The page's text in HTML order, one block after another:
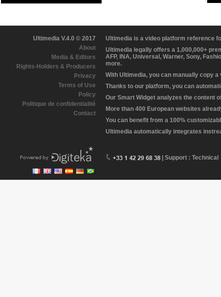
Ultimedia V.4.0 © 2017
About
Media & Editors
Rights-Holders & Producers
Privacy
Terms of Use
Policy
Politique de confidentialité
Contact
Ultimedia is a video platform reference
Ultimedia legally offers a 1,000,000+
AFP, INA, Universal, Warner, Sony,
more.
With Ultimedia, you can manually copy
Thanks to our platform, you can
Our Smart Widget analyzes the content
More than 400 European websites
You can benefit from a 100%
Ultimedia automatically integrates
| Support : Technical